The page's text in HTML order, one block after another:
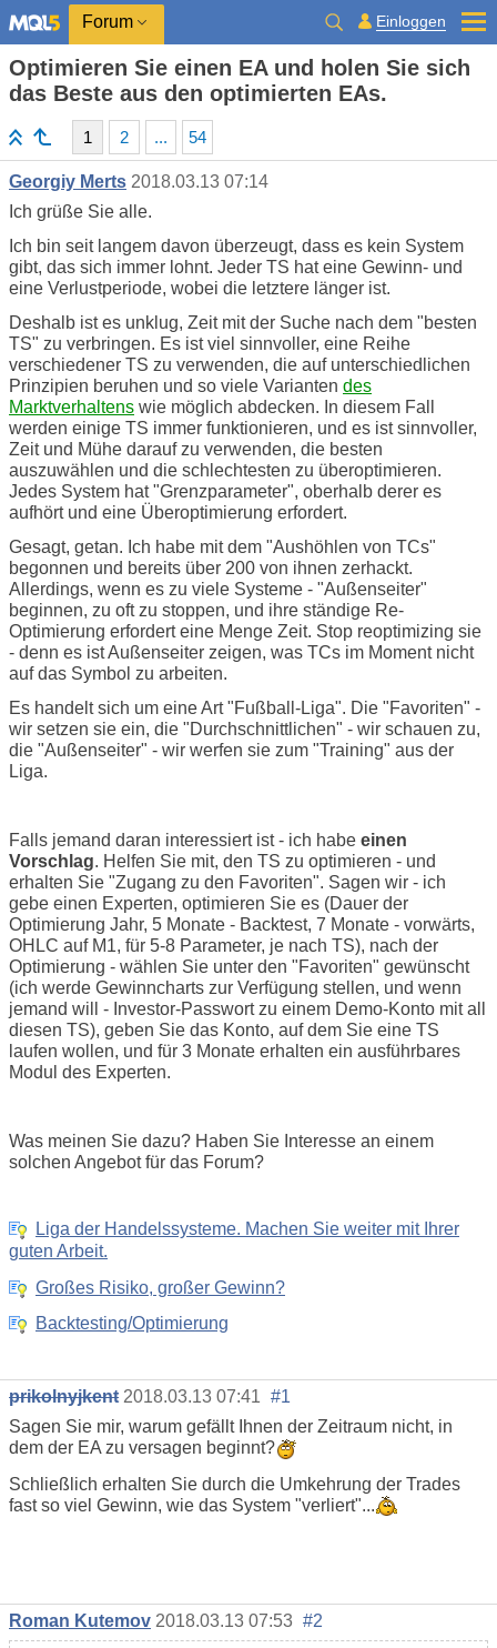
Forum Einloggen
Optimieren Sie einen EA und holen Sie sich
das Beste aus den optimierten EAs.
1 2 ... 54
Georgiy Merts 2018.03.13 07:14
Ich grüße Sie alle.
Ich bin seit langem davon überzeugt, dass es kein System
gibt, das sich immer lohnt. Jeder TS hat eine Gewinn- und
eine Verlustperiode, wobei die letztere länger ist.
Deshalb ist es unklug, Zeit mit der Suche nach dem "besten
TS" zu verbringen. Es ist viel sinnvoller, eine Reihe
verschiedener TS zu verwenden, die auf unterschiedlichen
Prinzipien beruhen und so viele Varianten des
Marktverhaltens wie möglich abdecken. In diesem Fall
werden einige TS immer funktionieren, und es ist sinnvoller,
Zeit und Mühe darauf zu verwenden, die besten
auszuwählen und die schlechtesten zu überoptimieren.
Jedes System hat "Grenzparameter", oberhalb derer es
aufhört und eine Überoptimierung erfordert.
Gesagt, getan. Ich habe mit dem "Aushöhlen von TCs"
begonnen und bereits über 200 von ihnen zerhackt.
Allerdings, wenn es zu viele Systeme - "Außenseiter"
beginnen, zu oft zu stoppen, und ihre ständige Re-
Optimierung erfordert eine Menge Zeit. Stop reoptimizing sie
- denn es ist Außenseiter zeigen, was TCs im Moment nicht
auf das Symbol zu arbeiten.
Es handelt sich um eine Art "Fußball-Liga". Die "Favoriten" -
wir setzen sie ein, die "Durchschnittlichen" - wir schauen zu,
die "Außenseiter" - wir werfen sie zum "Training" aus der
Liga.
Falls jemand daran interessiert ist - ich habe einen
Vorschlag. Helfen Sie mit, den TS zu optimieren - und
erhalten Sie "Zugang zu den Favoriten". Sagen wir - ich
gebe einen Experten, optimieren Sie es (Dauer der
Optimierung Jahr, 5 Monate - Backtest, 7 Monate - vorwärts,
OHLC auf M1, für 5-8 Parameter, je nach TS), nach der
Optimierung - wählen Sie unter den "Favoriten" gewünscht
(ich werde Gewinncharts zur Verfügung stellen, und wenn
jemand will - Investor-Passwort zu einem Demo-Konto mit all
diesen TS), geben Sie das Konto, auf dem Sie eine TS
laufen wollen, und für 3 Monate erhalten ein ausführbares
Modul des Experten.
Was meinen Sie dazu? Haben Sie Interesse an einem
solchen Angebot für das Forum?
Liga der Handelssysteme. Machen Sie weiter mit Ihrer
guten Arbeit.
Großes Risiko, großer Gewinn?
Backtesting/Optimierung
prikolnyjkent 2018.03.13 07:41 #1
Sagen Sie mir, warum gefällt Ihnen der Zeitraum nicht, in
dem der EA zu versagen beginnt?
Schließlich erhalten Sie durch die Umkehrung der Trades
fast so viel Gewinn, wie das System "verliert"...
Roman Kutemov 2018.03.13 07:53 #2